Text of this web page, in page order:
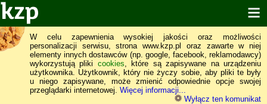
W celu zapewnienia wysokiej jakości oraz możliwości
personalizacji serwisu, strona www.kzp.pl oraz zawarte w niej
elementy innych dostawców (np. google, facebook, reklamodawcy)
wykorzystują pliki cookies, które są zapisywane na urządzeniu
użytkownika. Użytkownik, który nie życzy sobie, aby pliki te były
u niego zapisywane, może zmienić odpowiednie opcje swojej
przeglądarki internetowej. Więcej informacji...
Wyłącz ten komunikat